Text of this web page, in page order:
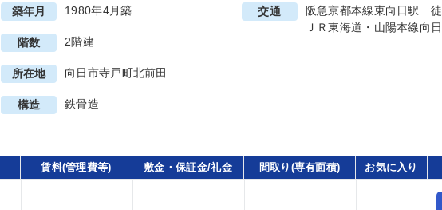
築年月 1980年4月築
階数 2階建
所在地 向日市寺戸町北前田
構造 鉄骨造
交通
阪急京都本線東向日駅
ＪＲ東海道・山陽本線向
賃料(管理費等) 敷金・保証金/礼金 間取り(専有面積) お気に入り